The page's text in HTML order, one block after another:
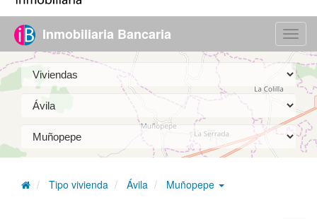
Menú
Inmobiliaria Bancaria
Tipo vivienda Ávila Muñopepe